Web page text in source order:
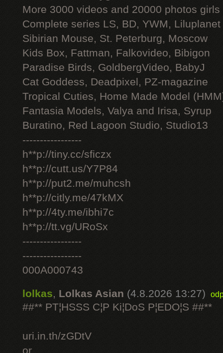
More 3000 videos and 20000 photos
Complete series LS, BD, YWM, Liluplanet
Sibirian Mouse, St. Peterburg, Moscow
Kids Box, Fattman, Falkovideo, Bibigon
Paradise Birds, GoldbergVideo, BabyJ
Cat Goddess, Deadpixel, PZ-magazine
Tropical Cuties, Home Made Model
Fantasia Models, Valya and Irisa, Syrup
Buratino, Red Lagoon Studio, Studio13
-----------------
h**p://tiny.cc/sficzx
h**p://cutt.us/Y7P84
h**p://put2.me/muhcsh
h**p://citly.me/47kMX
h**p://4ty.me/ibhi7c
h**p://tt.vg/URoSx
-----------------
-----------------
000A000743
lolkas, Lolkas Asian (4.8.2026 13:27)
##** PT¦HSSS C¦P Ki¦DoS P¦EDO¦S ##**
uri.in.th/zGDtV
or